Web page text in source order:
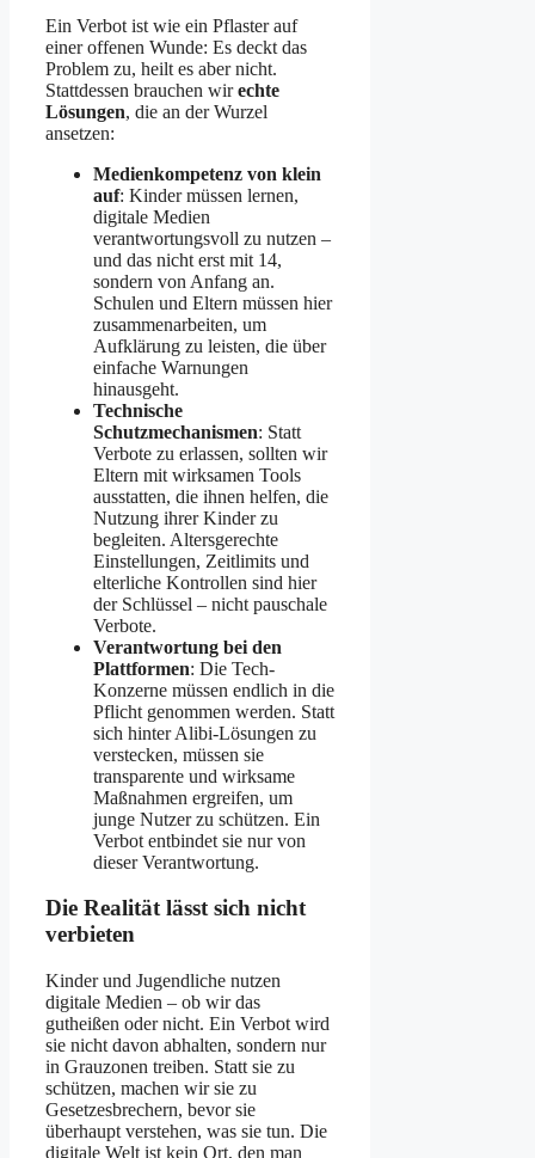
Ein Verbot ist wie ein Pflaster auf
einer offenen Wunde: Es deckt das
Problem zu, heilt es aber nicht.
Stattdessen brauchen wirechte
Lösungen, die an der Wurzel
ansetzen:
Medienkompetenz von klein
auf: Kinder müssen lernen,
digitale Medien
verantwortungsvoll zu nutzen –
und das nicht erst mit 14,
sondern von Anfang an.
Schulen und Eltern müssen hier
zusammenarbeiten, um
Aufklärung zu leisten, die über
einfache Warnungen
hinausgeht.
Technische
Schutzmechanismen: Statt
Verbote zu erlassen, sollten wir
Eltern mit wirksamen Tools
ausstatten, die ihnen helfen, die
Nutzung ihrer Kinder zu
begleiten. Altersgerechte
Einstellungen, Zeitlimits und
elterliche Kontrollen sind hier
der Schlüssel – nicht pauschale
Verbote.
Verantwortung bei den
Plattformen: Die Tech-
Konzerne müssen endlich in die
Pflicht genommen werden. Statt
sich hinter Alibi-Lösungen zu
verstecken, müssen sie
transparente und wirksame
Maßnahmen ergreifen, um
junge Nutzer zu schützen. Ein
Verbot entbindet sie nur von
dieser Verantwortung.
Die Realität lässt sich nicht
verbieten
Kinder und Jugendliche nutzen
digitale Medien – ob wir das
gutheißen oder nicht. Ein Verbot wird
sie nicht davon abhalten, sondern nur
in Grauzonen treiben. Statt sie zu
schützen, machen wir sie zu
Gesetzesbrechern, bevor sie
überhaupt verstehen, was sie tun. Die
digitale Welt ist kein Ort, den man